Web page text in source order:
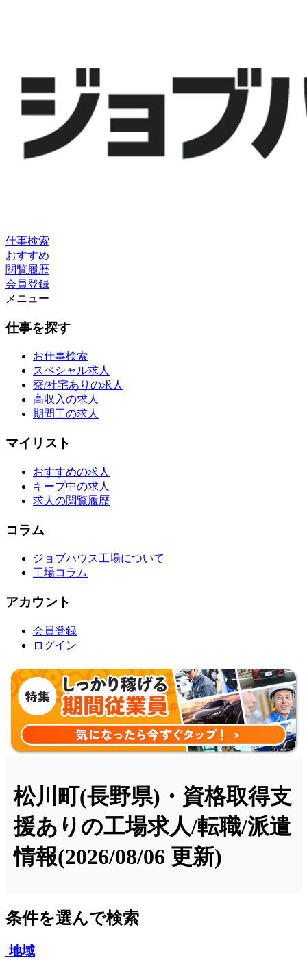
仕事検索
おすすめ
閲覧履歴
会員登録
メニュー
仕事を探す
お仕事検索
スペシャル求人
寮/社宅ありの求人
高収入の求人
期間工の求人
マイリスト
おすすめの求人
キープ中の求人
求人の閲覧履歴
コラム
ジョブハウス工場について
工場コラム
アカウント
会員登録
ログイン
松川町(長野県)・資格取得支
援ありの工場求人/転職/派遣
情報(2026/08/06 更新)
条件を選んで検索
地域